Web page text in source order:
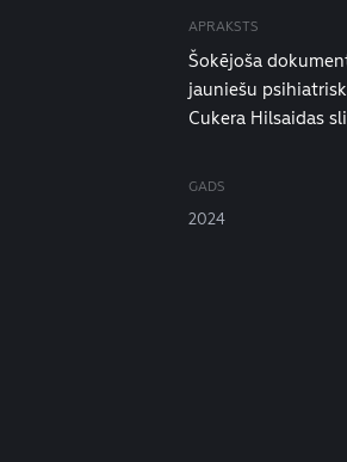
APRAKSTS
Šokējoša
jauniešu
Cukera Hilsaidas
GADS
2024